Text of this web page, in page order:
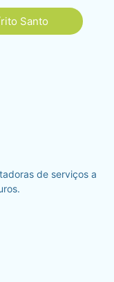
Santo
de serviços a